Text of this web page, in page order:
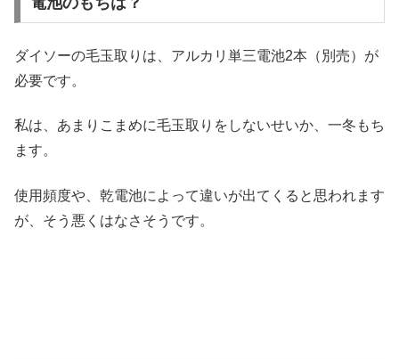
ダイソーの毛玉取りは、アルカリ単三電池2本（別売）が
必要です。
私は、あまりこまめに毛玉取りをしないせいか、一冬もち
ます。
使用頻度や、乾電池によって違いが出てくると思われます
が、そう悪くはなさそうです。